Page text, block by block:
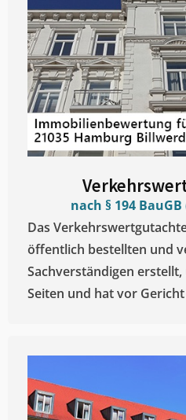
nach § 194
Das
öffentlich bestellten und
Sachverständigen
Seiten und hat vor